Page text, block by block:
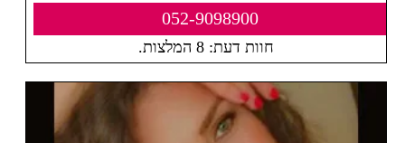
052-9098900
חוות דעת: 8 המלצות.